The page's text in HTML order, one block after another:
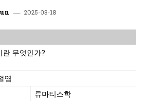
2025-03-18
염
류마티스학